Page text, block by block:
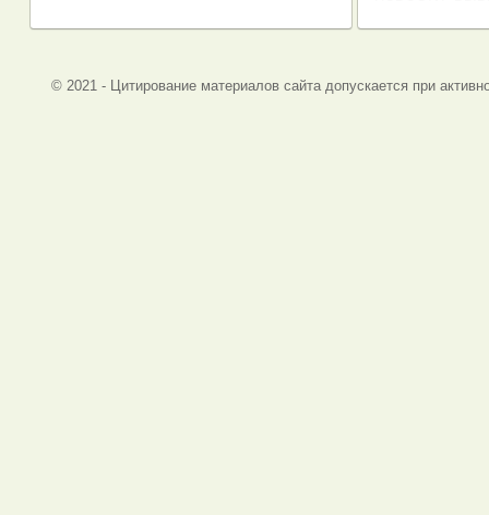
© 2021 - Цитирование материалов сайта допускается при